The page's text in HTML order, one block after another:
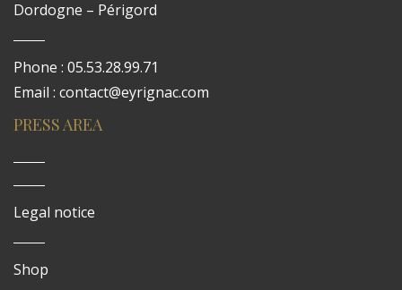
Dordogne – Périgord
Phone : 05.53.28.99.71
Email : contact@eyrignac.com
PRESS AREA
Legal notice
Shop